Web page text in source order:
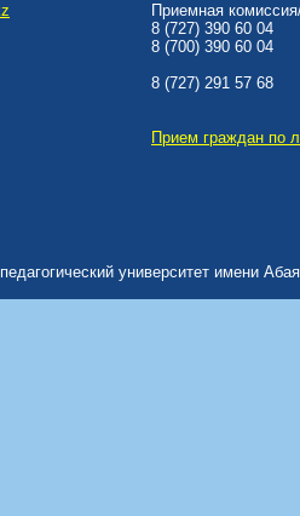
Приемная
8 (727) 390 60 04
8 (700) 390 60 04
8 (727) 291 57 68
Прием граждан по
университет имени Абая